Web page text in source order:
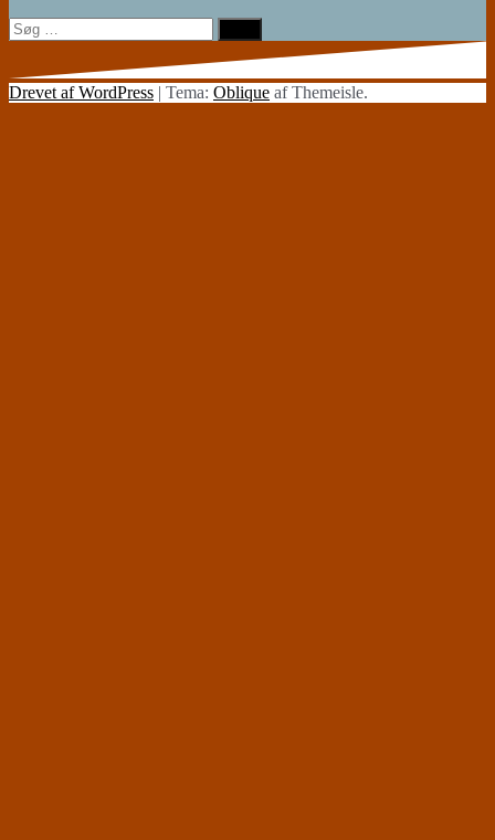
Søg
efter:
Drevet af WordPress | Tema: Oblique af Themeisle.